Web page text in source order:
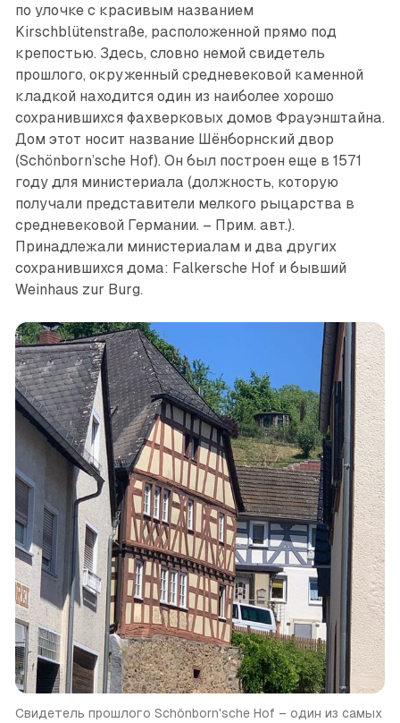
по улочке с красивым названием
Kirschblütenstraße, расположенной прямо под
крепостью. Здесь, словно немой свидетель
прошлого, окруженный средневековой каменной
кладкой находится один из наиболее хорошо
сохранившихся фахверковых домов Фрауэнштайна.
Дом этот носит название Шёнборнский двор
(Schönborn’sche Hof). Он был построен еще в 1571
году для министериала (должность, которую
получали представители мелкого рыцарства в
средневековой Германии. – Прим. авт.).
Принадлежали министериалам и два других
сохранившихся дома: Falkersche Hof и бывший
Weinhaus zur Burg.
Свидетель прошлого Schönborn'sche Hof – один из самых